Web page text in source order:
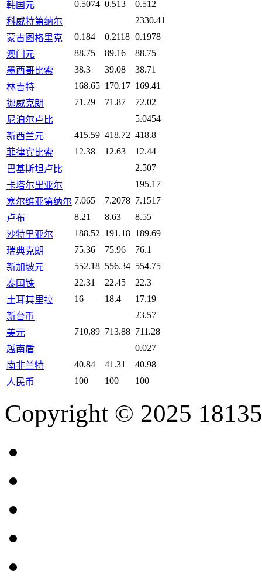
韩国元 0.5074 0.513
0.512
科威特第纳尔
2330.41
蒙古图格里克
0.184 0.2118 0.1978
澳门元
88.75 89.16
88.75
墨西哥比索
38.3 39.08
38.71
林吉特
168.65 170.17 169.41
挪威克朗
71.29 71.87
72.02
尼泊尔卢比
5.0454
新西兰元
415.59 418.72 418.8
菲律宾比索
12.38 12.63
12.44
巴基斯坦卢比
2.507
卡塔尔里亚尔
195.17
塞尔维亚第纳尔 7.065 7.2078 7.1517
卢布
8.21 8.63
8.55
沙特里亚尔
188.52 191.18 189.69
瑞典克朗
75.36 75.96
76.1
新加坡元
552.18 556.34 554.75
泰国铢
22.31 22.45
22.3
土耳其里拉
16 18.4
17.19
新台币
23.57
美元
710.89 713.88 711.28
越南盾
0.027
南非兰特
40.84 41.31
40.98
人民币
100 100 100
Copyright © 2025